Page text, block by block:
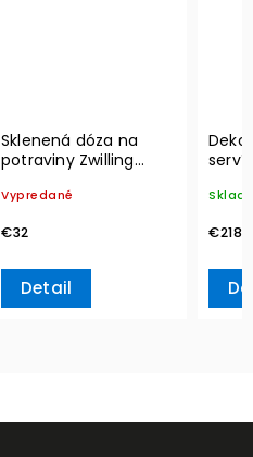
Sklenená dóza na
potraviny Zwilling
Vypredané
€32
Detail